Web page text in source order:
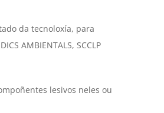
da tecnoloxía, para
AMBIENTALS, SCCLP
lesivos neles ou